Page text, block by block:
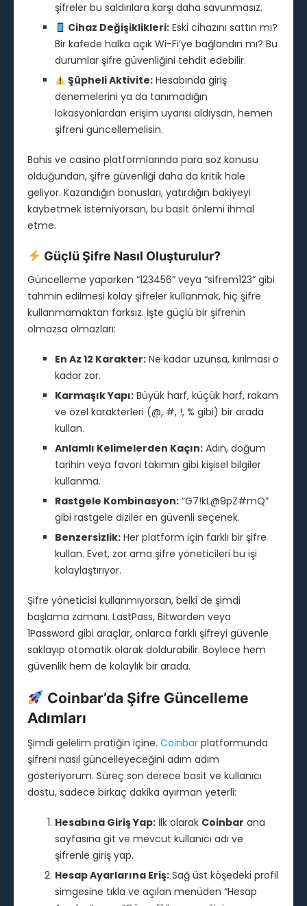
şifreler bu saldırılara karşı daha savunmasız.
Cihaz Değişiklikleri:Eski cihazını sattın mı?
Bir kafede halka açık Wi-Fi’ye bağlandın mı? Bu
durumlar şifre güvenliğini tehdit edebilir.
Şüpheli Aktivite:Hesabında giriş
denemelerini ya da tanımadığın
lokasyonlardan erişim uyarısı aldıysan, hemen
şifreni güncellemelisin.
Bahis ve casino platformlarında para söz konusu
olduğundan, şifre güvenliği daha da kritik hale
geliyor. Kazandığın bonusları, yatırdığın bakiyeyi
kaybetmek istemiyorsan, bu basit önlemi ihmal
etme.
Güçlü Şifre Nasıl Oluşturulur?
Güncelleme yaparken “123456” veya “sifrem123” gibi
tahmin edilmesi kolay şifreler kullanmak, hiç şifre
kullanmamaktan farksız. İşte güçlü bir şifrenin
olmazsa olmazları:
En Az 12 Karakter: Ne kadar uzunsa, kırılması o
kadar zor.
Karmaşık Yapı: Büyük harf, küçük harf, rakam
ve özel karakterleri (@, #, !, % gibi) bir arada
kullan.
Anlamlı Kelimelerden Kaçın: Adın, doğum
tarihin veya favori takımın gibi kişisel bilgiler
kullanma.
Rastgele Kombinasyon: “G7!kL@9pZ#mQ”
gibi rastgele diziler en güvenli seçenek.
Benzersizlik: Her platform için farklı bir şifre
kullan. Evet, zor ama şifre yöneticileri bu işi
kolaylaştırıyor.
Şifre yöneticisi kullanmıyorsan, belki de şimdi
başlama zamanı. LastPass, Bitwarden veya
1Password gibi araçlar, onlarca farklı şifreyi güvenle
saklayıp otomatik olarak doldurabilir. Böylece hem
güvenlik hem de kolaylık bir arada.
Coinbar’da Şifre Güncelleme
Adımları
Şimdi gelelim pratiğin içine. Coinbar platformunda
şifreni nasıl güncelleyeceğini adım adım
gösteriyorum. Süreç son derece basit ve kullanıcı
dostu, sadece birkaç dakika ayırman yeterli:
Hesabına Giriş Yap: İlk olarak Coinbar ana
sayfasına git ve mevcut kullanıcı adı ve
şifrenle giriş yap.
Hesap Ayarlarına Eriş: Sağ üst köşedeki profil
simgesine tıkla ve açılan menüden “Hesap